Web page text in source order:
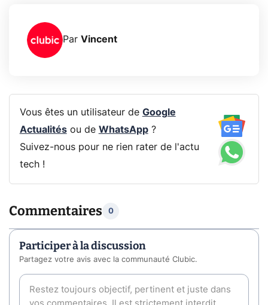
Par Vincent
Vous êtes un utilisateur de Google
Actualitésou de WhatsApp?
Suivez-nous pour ne rien rater de l'actu
tech !
Commentaires 0
Participer à la discussion
Partagez votre avis avec la communauté Clubic.